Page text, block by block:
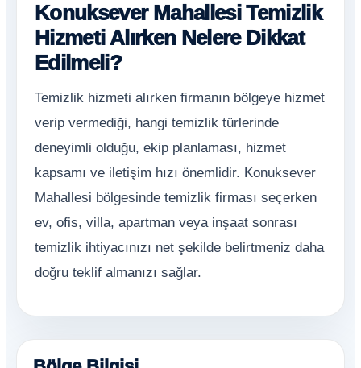
Konuksever Mahallesi Temizlik
Hizmeti Alırken Nelere Dikkat
Edilmeli?
Temizlik hizmeti alırken firmanın bölgeye hizmet
verip vermediği, hangi temizlik türlerinde
deneyimli olduğu, ekip planlaması, hizmet
kapsamı ve iletişim hızı önemlidir. Konuksever
Mahallesi bölgesinde temizlik firması seçerken
ev, ofis, villa, apartman veya inşaat sonrası
temizlik ihtiyacınızı net şekilde belirtmeniz daha
doğru teklif almanızı sağlar.